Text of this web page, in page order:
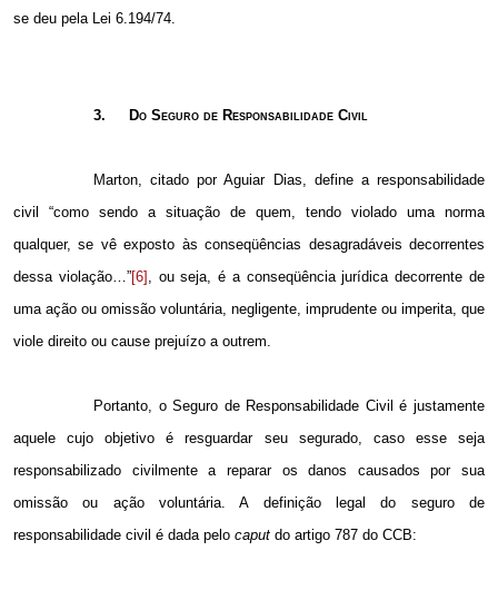
se deu pela Lei 6.194/74.
3. Do Seguro de Responsabilidade Civil
Marton, citado por Aguiar Dias, define a responsabilidade
civil “como sendo a situação de quem, tendo violado uma norma
qualquer, se vê exposto às conseqüências desagradáveis decorrentes
dessa violação…”[6] , ou seja, é a conseqüência jurídica decorrente de
uma ação ou omissão voluntária, negligente, imprudente ou imperita, que
viole direito ou cause prejuízo a outrem.
Portanto, o Seguro de Responsabilidade Civil é justamente
aquele cujo objetivo é resguardar seu segurado, caso esse seja
responsabilizado civilmente a reparar os danos causados por sua
omissão ou ação voluntária. A definição legal do seguro de
responsabilidade civil é dada pelo caput do artigo 787 do CCB: